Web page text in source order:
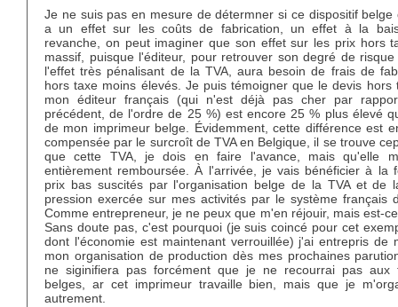
Je ne suis pas en mesure de détermner si ce dispositif belge
a un effet sur les coûts de fabrication, un effet à la
revanche, on peut imaginer que son effet sur les prix hors
massif, puisque l'éditeur, pour retrouver son degré de
l'effet très pénalisant de la TVA, aura besoin de frais de
hors taxe moins élevés. Je puis témoigner que le devis hors
mon éditeur français (qui n'est déjà pas cher par
précédent, de l'ordre de 25 %) est encore 25 % plus élevé
de mon imprimeur belge. Évidemment, cette différence est
compensée par le surcroît de TVA en Belgique, il se trouve
que cette TVA, je dois en faire l'avance, mais qu'elle
entièrement remboursée. À l'arrivée, je vais bénéficier à la
prix bas suscités par l'organisation belge de la TVA et de
pression exercée sur mes activités par le système français
Comme entrepreneur, je ne peux que m'en réjouir, mais est-
Sans doute pas, c'est pourquoi (je suis coincé pour cet
dont l'économie est maintenant verrouillée) j'ai entrepris de
mon organisation de production dès mes prochaines
ne siginifiera pas forcément que je ne recourrai pas aux
belges, ar cet imprimeur travaille bien, mais que je
autrement.